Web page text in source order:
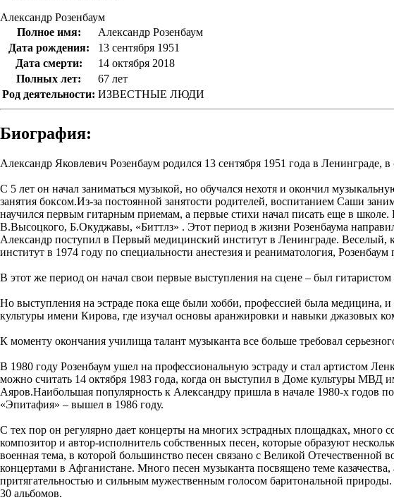
Александр Розенбаум
Полное имя:
Александр Розенбаум
Дата рождения:
13 сентября 1951
Дата смерти:
14 октября 2018
Полных лет:
67 лет
Род деятельности: ИЗВЕСТНЫЕ ЛЮДИ
Биография:
Александр Яковлевич Розенбаум родился 13 сентября 1951 года в Ленинграде, в
С 5 лет он начал заниматься музыкой, но обучался нехотя и окончил
занятия боксом.Из-за постоянной занятости родителей, воспитанием Саши
научился первым гитарным приемам, а первые стихи начал писать еще в
В.Высоцкого, Б.Окуджавы, «Биттлз» . Этот период в жизни Розенбаума
Александр поступил в Первый медицинский институт в Ленинграде. Веселый,
институт в 1974 году по специальности анестезия и реаниматология,
В этот же период он начал свои первые выступления на сцене – был
Но выступления на эстраде пока еще были хобби, профессией была медицина,
культуры имени Кирова, где изучал основы аранжировки и навыки джазовых
К моменту окончания училища талант музыканта все больше требовал
В 1980 году Розенбаум ушел на профессиональную эстраду и стал артистом
можно считать 14 октября 1983 года, когда он выступил в Доме культуры МВД
Аяров.Наибольшая популярность к Александру пришла в начале 1980-х годов
«Эпитафия» – вышел в 1986 году.
С тех пор он регулярно дает концерты на многих эстрадных площадках,
композитор и автор-исполнитель собственных песен, которые образуют
военная тема, в которой большинство песен связано с Великой
концертами в Афганистане. Много песен музыканта посвящено теме
притягательностью и сильным мужественным голосом баритональной
30 альбомов.